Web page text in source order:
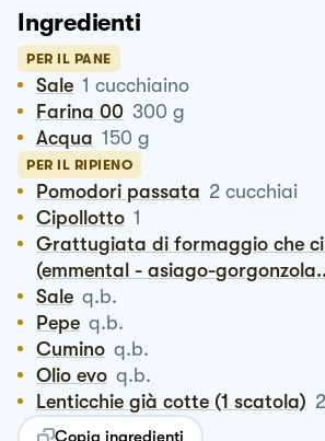
Ingredienti
PER IL PANE
Sale 1 cucchiaino
Farina 00 300 g
Acqua 150 g
PER IL RIPIENO
Pomodori passata 2 cucchiai
Cipollotto 1
Grattugiata di formaggio che ci piace
(emmental - asiago-
Sale q.b.
Pepe q.b.
Cumino q.b.
Olio evo q.b.
Lenticchie già cotte (1 scatola)
Copia ingredienti